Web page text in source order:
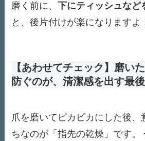
磨く前に、下にティッシュなど
と、後片付けが楽になりますよ
【あわせてチェック】磨い
防ぐのが、清潔感を出す最
爪を磨いてピカピカにした後、
ちなのが「指先の乾燥」です。